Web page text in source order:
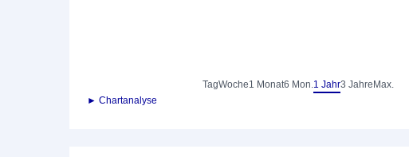
TagWoche1 Monat6 Mon.1 Jahr3 Jahre Max.
► Chartanalyse